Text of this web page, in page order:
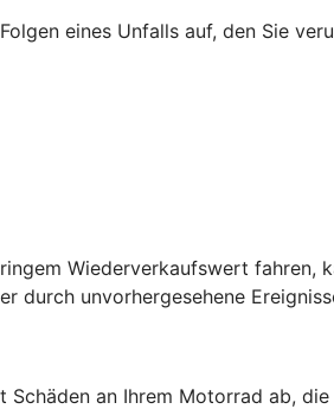
eines Unfalls auf, den Sie
Wiederverkaufswert fahren,
durch unvorhergesehene
an Ihrem Motorrad ab,